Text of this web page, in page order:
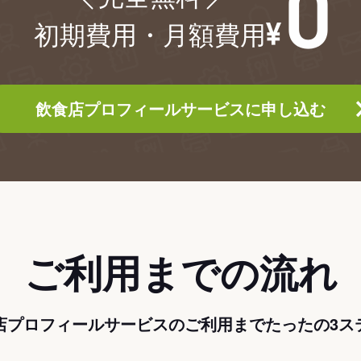
初期費用・月額費用
飲食店プロフィールサービスに申し込む
ご利用までの流れ
プロフィールサービスのご利用までたったの3ス